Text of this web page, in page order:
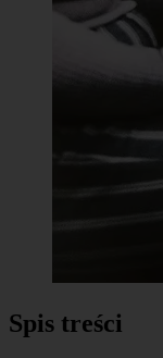
Spis treści